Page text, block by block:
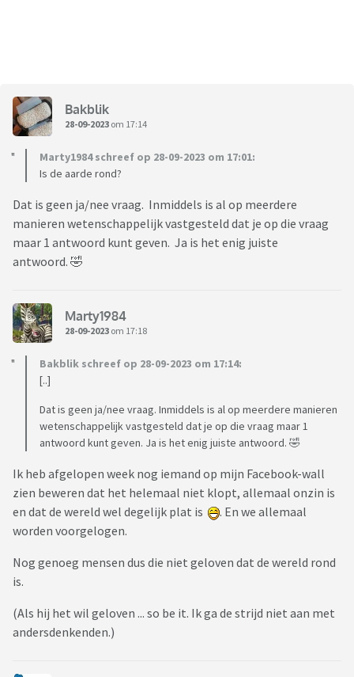
Bakblik
28-09-2023 om 17:14
Marty1984 schreef op 28-09-2023 om 17:01:
Is de aarde rond?
Dat is geen ja/nee vraag. Inmiddels is al op meerdere
manieren wetenschappelijk vastgesteld dat je op die vraag
maar 1 antwoord kunt geven. Ja is het enig juiste
antwoord. 🤣
Marty1984
28-09-2023 om 17:18
Bakblik schreef op 28-09-2023 om 17:14:
[..]
Dat is geen ja/nee vraag. Inmiddels is al op meerdere manieren
wetenschappelijk vastgesteld dat je op die vraag maar 1
antwoord kunt geven. Ja is het enig juiste antwoord. 🤣
Ik heb afgelopen week nog iemand op mijn Facebook-wall
zien beweren dat het helemaal niet klopt, allemaal onzin is
en dat de wereld wel degelijk plat is
. En we allemaal
worden voorgelogen.
Nog genoeg mensen dus die niet geloven dat de wereld rond
is.
(Als hij het wil geloven ... so be it. Ik ga de strijd niet aan met
andersdenkenden.)